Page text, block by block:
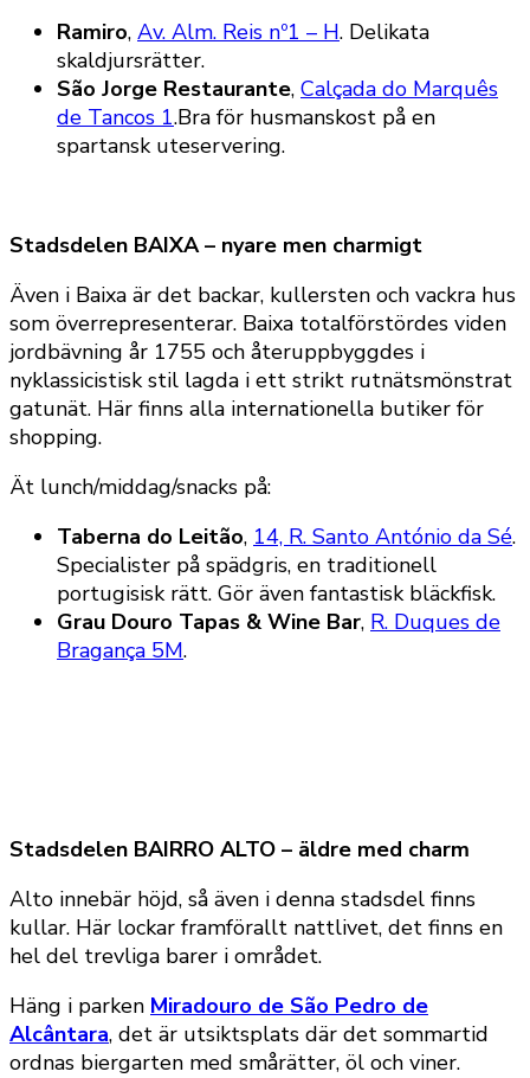
Ramiro, Av. Alm. Reis nº1 – H. Delikata
skaldjursrätter.
São Jorge Restaurante, Calçada do Marquês
de Tancos 1.Bra för husmanskost på en
spartansk uteservering.
Stadsdelen BAIXA – nyare men charmigt
Även i Baixa är det backar, kullersten och vackra hus
som överrepresenterar. Baixa totalförstördes viden
jordbävning år 1755 och återuppbyggdes i
nyklassicistisk stil lagda i ett strikt rutnätsmönstrat
gatunät. Här finns alla internationella butiker för
shopping.
Ät lunch/middag/snacks på:
Taberna do Leitão, 14, R. Santo António da Sé.
Specialister på spädgris, en traditionell
portugisisk rätt. Gör även fantastisk bläckfisk.
Grau Douro Tapas & Wine Bar, R. Duques de
Bragança 5M.
Stadsdelen BAIRRO ALTO – äldre med charm
Alto innebär höjd, så även i denna stadsdel finns
kullar. Här lockar framförallt nattlivet, det finns en
hel del trevliga barer i området.
Häng i parken Miradouro de São Pedro de
Alcântara, det är utsiktsplats där det sommartid
ordnas biergarten med smårätter, öl och viner.